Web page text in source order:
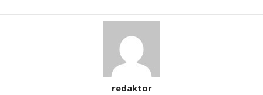
redaktor